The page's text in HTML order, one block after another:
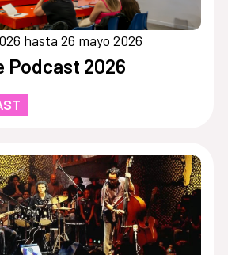
hasta 26 mayo 2026
Podcast 2026